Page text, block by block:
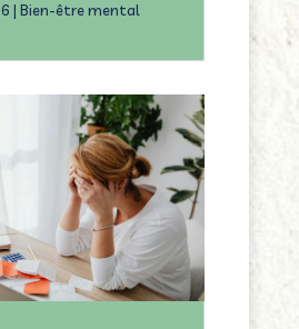
|Bien-être mental